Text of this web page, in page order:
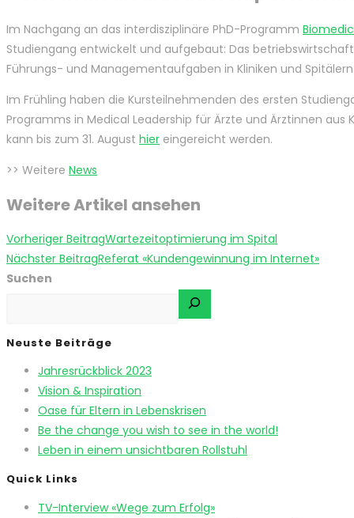
Im Nachgang an das interdisziplinäre PhD-Programm
Studiengang entwickelt und aufgebaut: Das
Führungs- und Managementaufgaben in Kliniken und
Im Frühling haben die Kursteilnehmenden des ersten
Programms in Medical Leadership für Ärzte und Ärztinnen aus
kann bis zum 31. August hier eingereicht werden.
>> Weitere News
Weitere Artikel ansehen
Vorheriger BeitragWartezeitoptimierung im Spital
Nächster BeitragReferat «Kundengewinnung im Internet»
Suchen
Neuste Beiträge
Jahresrückblick 2023
Vision & Inspiration
Oase für Eltern in Lebenskrisen
Be the change you wish to see in the world!
Leben in einem unsichtbaren Rollstuhl
Quick Links
TV-Interview «Wege zum Erfolg»